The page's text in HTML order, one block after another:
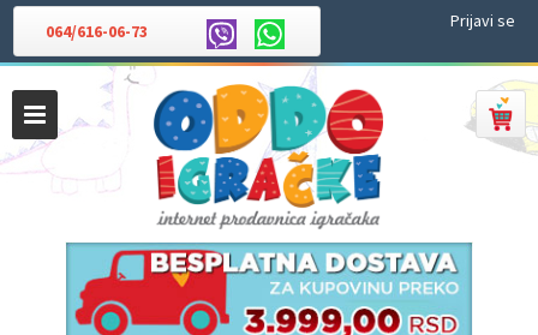
064/616-06-73 Prijavi se